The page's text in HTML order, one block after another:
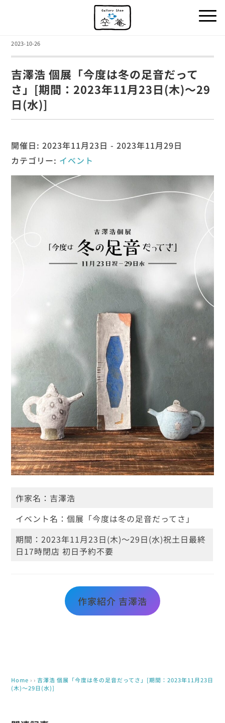
2023-10-26
吉澤浩 個展「今度は冬の足音だって
さ」[期間：2023年11月23日(木)～29
日(水)]
開催日: 2023年11月23日 - 2023年11月29日
カテゴリー: イベント
作家名： 吉澤浩
イベント名：個展「今度は冬の足音だってさ」
期間：2023年11月23日(木)～29日(水)祝土日最終
日17時閉店 初日予約不要
作家紹介 吉澤浩
Home › ›吉澤浩 個展「今度は冬の足音だってさ」[期間：2023年11月23日
(木)～29日(水)]